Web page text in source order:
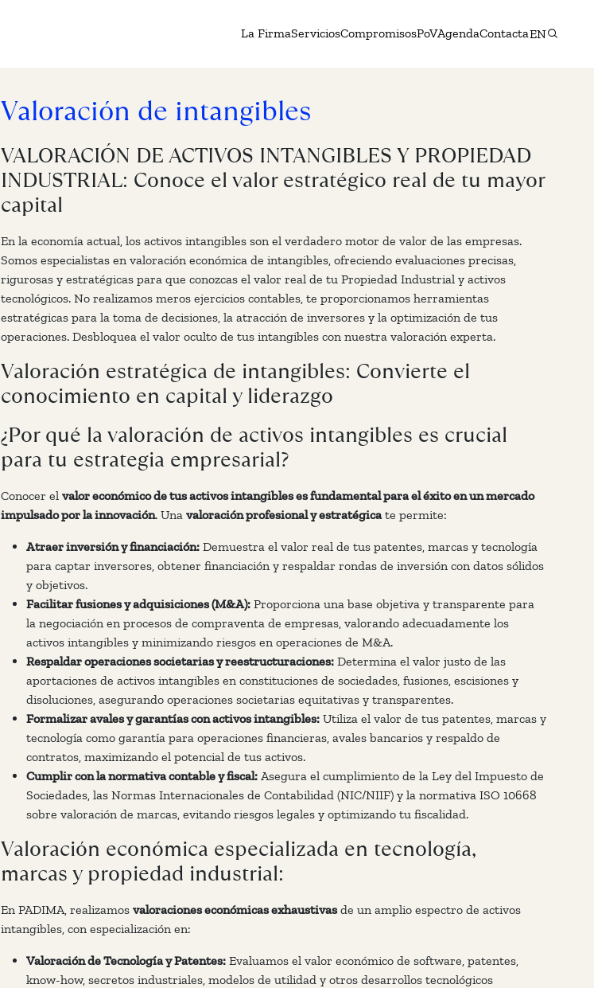
La FirmaServiciosCompromisosPoVAgendaContactaEN
Valoración de intangibles
VALORACIÓN DE ACTIVOS INTANGIBLES Y PROPIEDAD
INDUSTRIAL: Conoce el valor estratégico real de tu mayor
capital
En la economía actual, los activos intangibles son el verdadero motor de valor de las empresas.
Somos especialistas en valoración económica de intangibles, ofreciendo evaluaciones precisas,
rigurosas y estratégicas para que conozcas el valor real de tu Propiedad Industrial y activos
tecnológicos. No realizamos meros ejercicios contables, te proporcionamos herramientas
estratégicas para la toma de decisiones, la atracción de inversores y la optimización de tus
operaciones. Desbloquea el valor oculto de tus intangibles con nuestra valoración experta.
Valoración estratégica de intangibles: Convierte el
conocimiento en capital y liderazgo
¿Por qué la valoración de activos intangibles es crucial
para tu estrategia empresarial?
Conocer el valor económico de tus activos intangibles es fundamental para el éxito en un mercado
impulsado por la innovación. Una valoración profesional y estratégicate permite:
Atraer inversión y financiación:Demuestra el valor real de tus patentes, marcas y tecnología
para captar inversores, obtener financiación y respaldar rondas de inversión con datos sólidos
y objetivos.
Facilitar fusiones y adquisiciones (M&A):Proporciona una base objetiva y transparente para
la negociación en procesos de compraventa de empresas, valorando adecuadamente los
activos intangibles y minimizando riesgos en operaciones de M&A.
Respaldar operaciones societarias y reestructuraciones:Determina el valor justo de las
aportaciones de activos intangibles en constituciones de sociedades, fusiones, escisiones y
disoluciones, asegurando operaciones societarias equitativas y transparentes.
Formalizar avales y garantías con activos intangibles:Utiliza el valor de tus patentes, marcas y
tecnología como garantía para operaciones financieras, avales bancarios y respaldo de
contratos, maximizando el potencial de tus activos.
Cumplir con la normativa contable y fiscal:Asegura el cumplimiento de la Ley del Impuesto de
Sociedades, las Normas Internacionales de Contabilidad (NIC/NIIF) y la normativa ISO 10668
sobre valoración de marcas, evitando riesgos legales y optimizando tu fiscalidad.
Valoración económica especializada en tecnología,
marcas y propiedad industrial:
En PADIMA, realizamos valoraciones económicas exhaustivasde un amplio espectro de activos
intangibles, con especialización en:
Valoración de Tecnología y Patentes:Evaluamos el valor económico de software, patentes,
know-how, secretos industriales, modelos de utilidad y otros desarrollos tecnológicos